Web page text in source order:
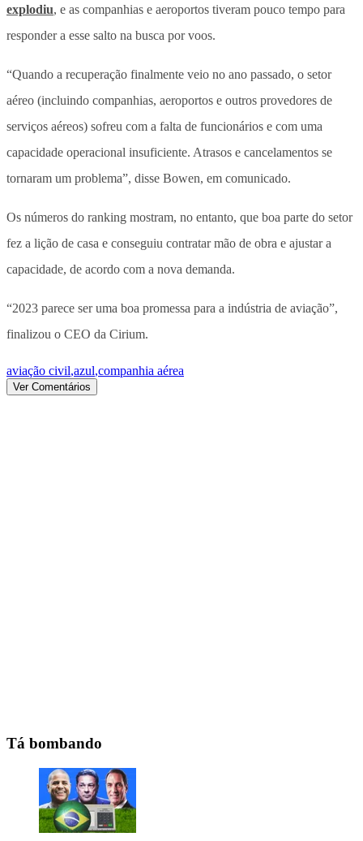
explodiu, e as companhias e aeroportos tiveram pouco tempo para
responder a esse salto na busca por voos.
“Quando a recuperação finalmente veio no ano passado, o setor
aéreo (incluindo companhias, aeroportos e outros provedores de
serviços aéreos) sofreu com a falta de funcionários e com uma
capacidade operacional insuficiente. Atrasos e cancelamentos se
tornaram um problema”, disse Bowen, em comunicado.
Os números do ranking mostram, no entanto, que boa parte do setor
fez a lição de casa e conseguiu contratar mão de obra e ajustar a
capacidade, de acordo com a nova demanda.
“2023 parece ser uma boa promessa para a indústria de aviação”,
finalizou o CEO da Cirium.
aviação civil,azul,companhia aérea
Ver Comentários
Tá bombando